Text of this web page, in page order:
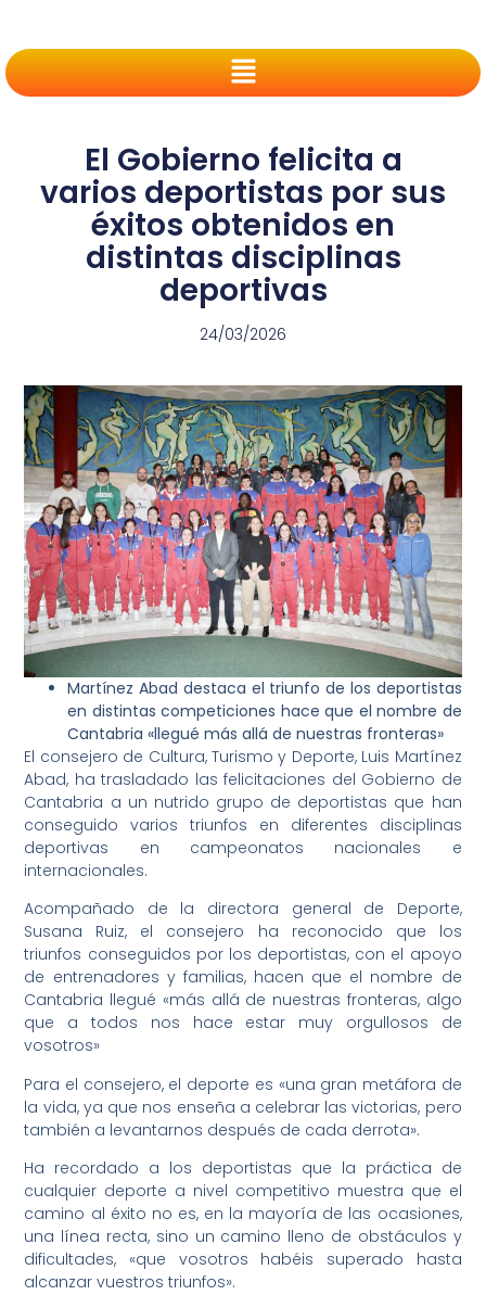
El Gobierno felicita a
varios deportistas por sus
éxitos obtenidos en
distintas disciplinas
deportivas
24/03/2026
Martínez Abad destaca el triunfo de los deportistas
en distintas competiciones hace que el nombre de
Cantabria «llegué más allá de nuestras fronteras»
El consejero de Cultura, Turismo y Deporte, Luis Martínez
Abad, ha trasladado las felicitaciones del Gobierno de
Cantabria a un nutrido grupo de deportistas que han
conseguido varios triunfos en diferentes disciplinas
deportivas en campeonatos nacionales e
internacionales.
Acompañado de la directora general de Deporte,
Susana Ruiz, el consejero ha reconocido que los
triunfos conseguidos por los deportistas, con el apoyo
de entrenadores y familias, hacen que el nombre de
Cantabria llegué «más allá de nuestras fronteras, algo
que a todos nos hace estar muy orgullosos de
vosotros»
Para el consejero, el deporte es «una gran metáfora de
la vida, ya que nos enseña a celebrar las victorias, pero
también a levantarnos después de cada derrota».
Ha recordado a los deportistas que la práctica de
cualquier deporte a nivel competitivo muestra que el
camino al éxito no es, en la mayoría de las ocasiones,
una línea recta, sino un camino lleno de obstáculos y
dificultades, «que vosotros habéis superado hasta
alcanzar vuestros triunfos».